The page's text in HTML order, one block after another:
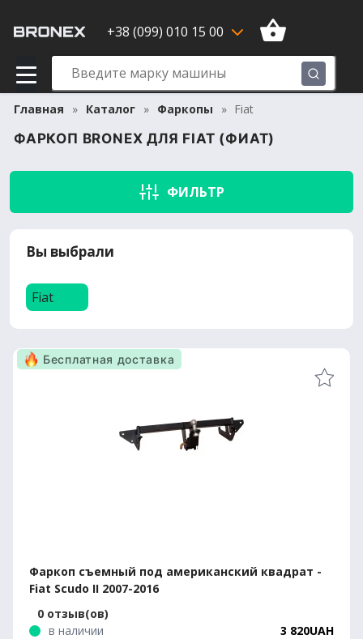
+38 (099) 010 15 00
Главная Каталог Фаркопы Fiat
ФАРКОП BRONEX ДЛЯ FIAT (ФИАТ)
ФИЛЬТР
Вы выбрали
Fiat
Фаркоп съемный под американский квадрат -
Fiat Scudo II 2007-2016
0 отзыв(ов)
в наличии
3 820UAH
Бесплатная доставка